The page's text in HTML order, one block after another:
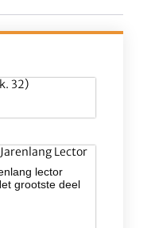
32)
Lector
lector
grootste deel